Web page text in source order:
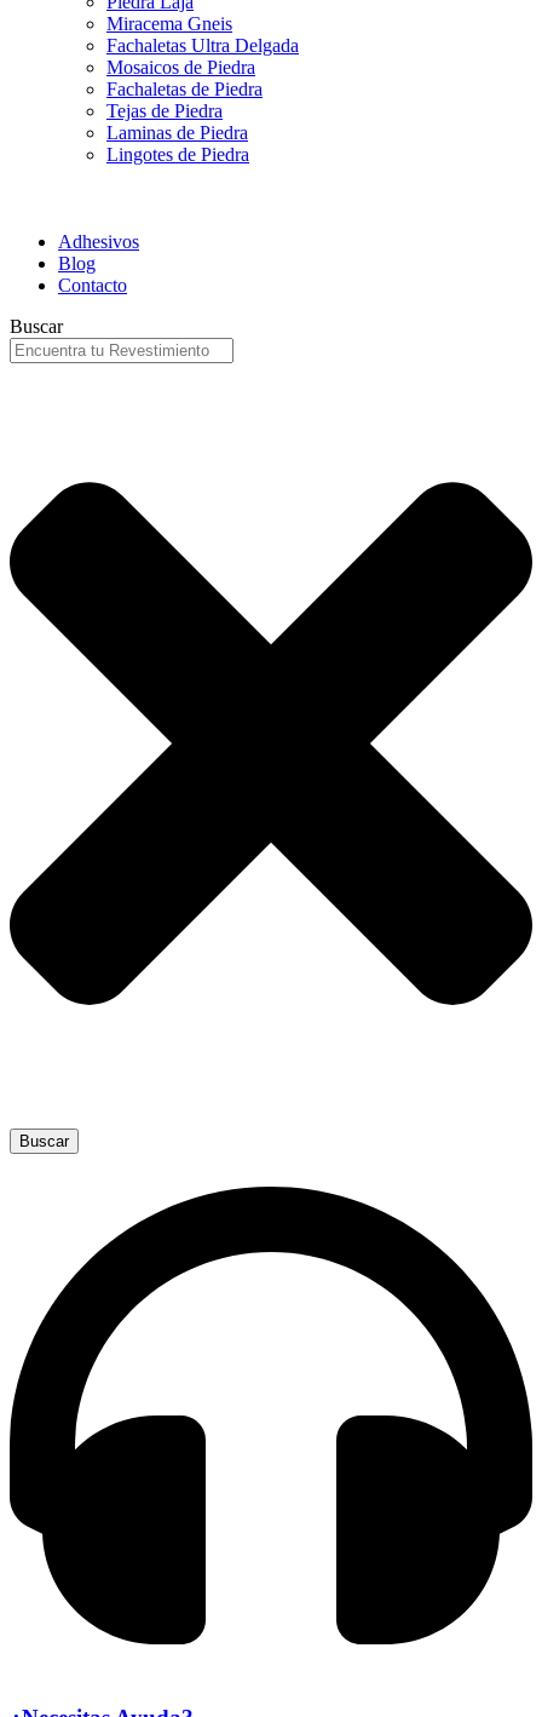
Miracema Gneis
Fachaletas Ultra Delgada
Mosaicos de Piedra
Fachaletas de Piedra
Tejas de Piedra
Laminas de Piedra
Lingotes de Piedra
Adhesivos
Blog
Contacto
Buscar
Buscar